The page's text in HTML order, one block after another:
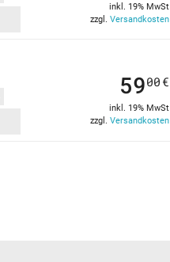
inkl. 19% MwSt
zzgl. Versandkosten
5900 €
inkl. 19% MwSt
zzgl. Versandkosten